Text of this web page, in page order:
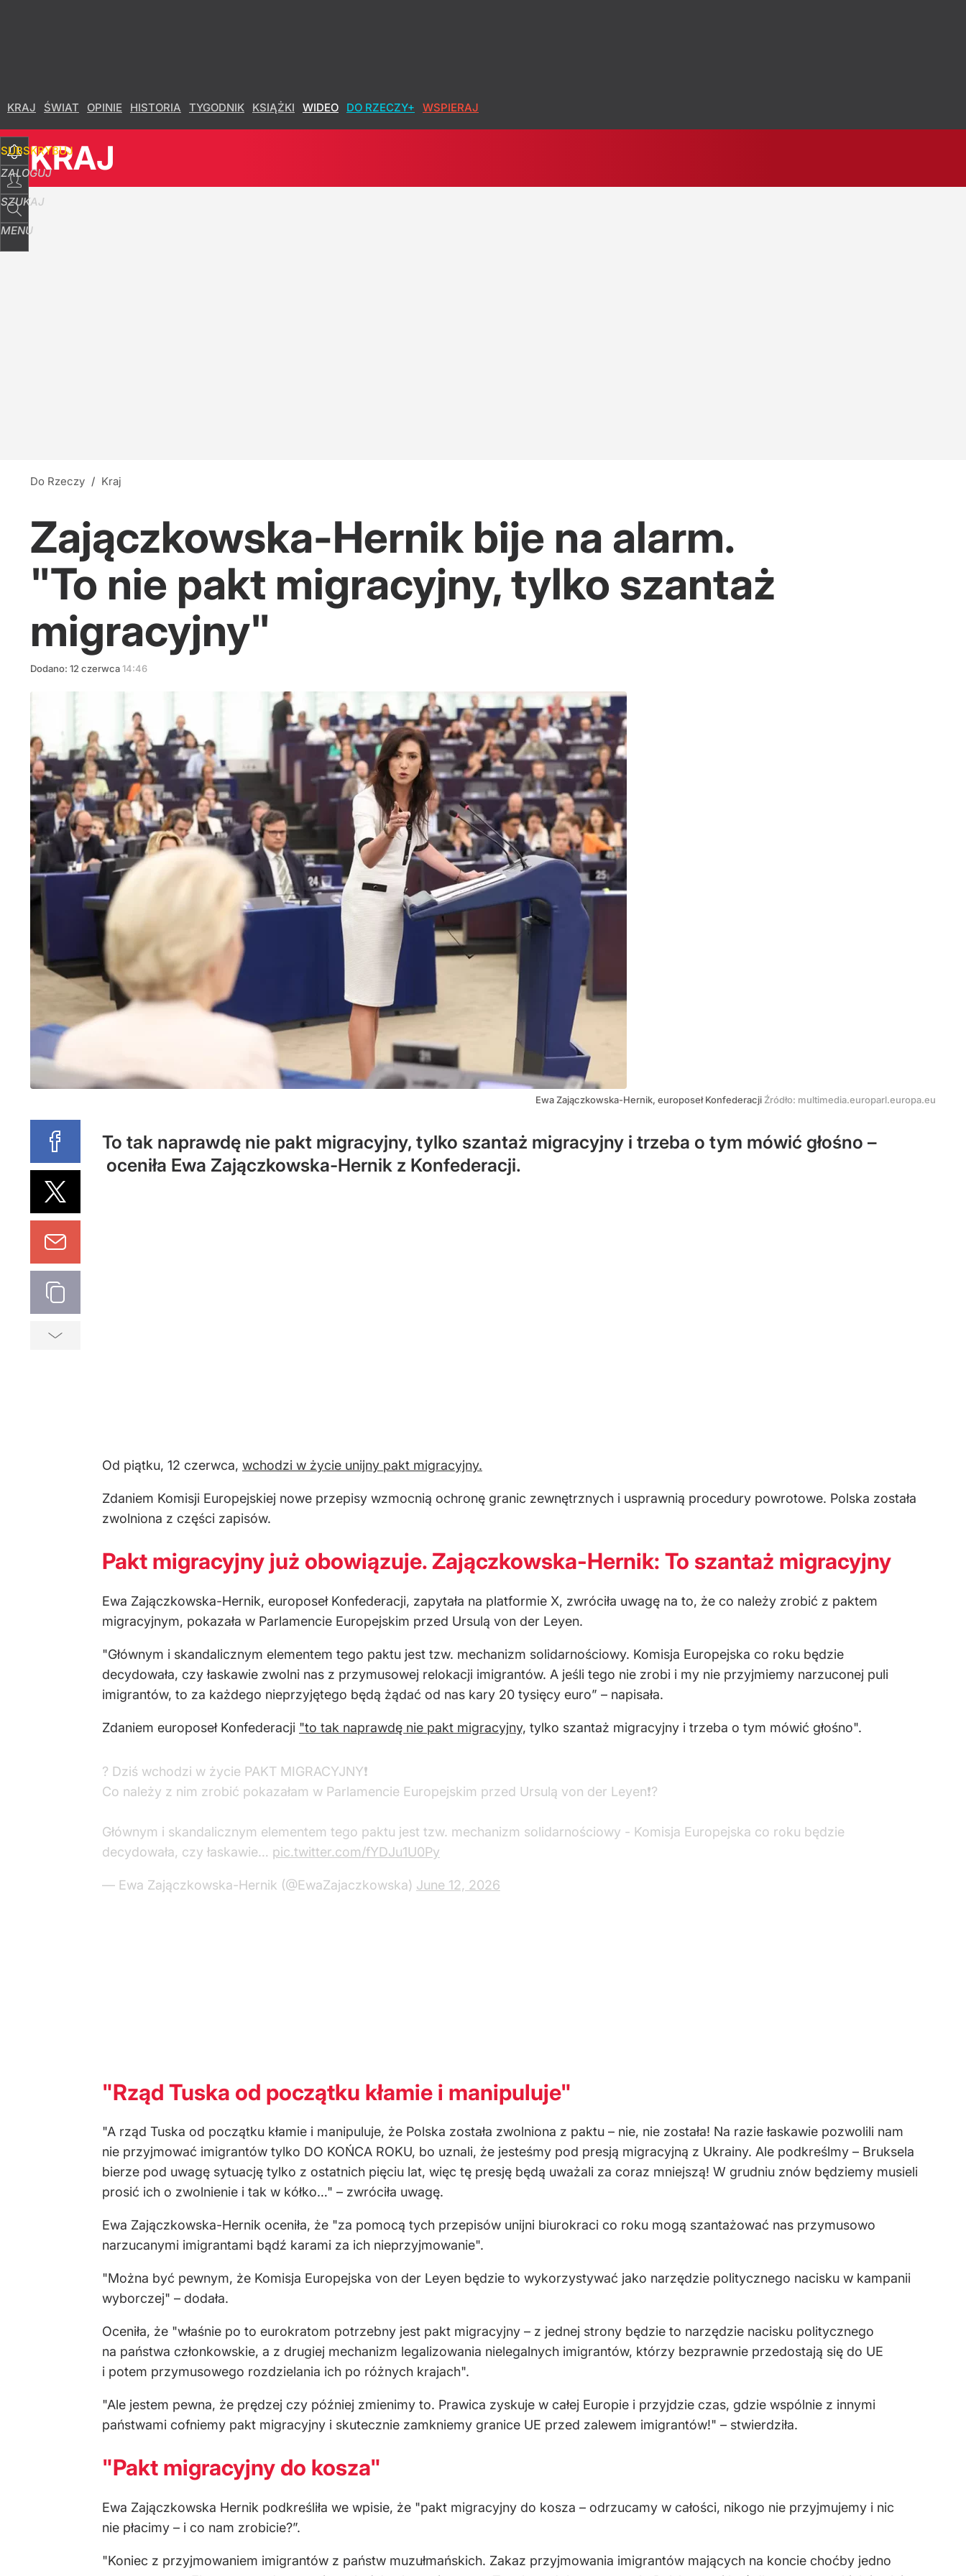
KRAJ ŚWIAT OPINIE HISTORIA TYGODNIK KSIĄŻKI WIDEO DO RZECZY+ WSPIERAJ
SUBSKRYBUJ
ZALOGUJ
SZUKAJ
MENU
KRAJ
Do Rzeczy / Kraj
Zajączkowska-Hernik bije na alarm.
"To nie pakt migracyjny, tylko szantaż
migracyjny"
Dodano: 12 czerwca14:46
Ewa Zajączkowska-Hernik, europoseł Konfederacji Źródło: multimedia.europarl.europa.eu
To tak naprawdę nie pakt migracyjny, tylko szantaż migracyjny i trzeba o tym mówić głośno –
oceniła Ewa Zajączkowska-Hernik z Konfederacji.
Od piątku, 12 czerwca, wchodzi w życie unijny pakt migracyjny.
Zdaniem Komisji Europejskiej nowe przepisy wzmocnią ochronę granic zewnętrznych i usprawnią procedury powrotowe. Polska została
zwolniona z części zapisów.
Pakt migracyjny już obowiązuje. Zajączkowska-Hernik: To szantaż migracyjny
Ewa Zajączkowska-Hernik, europoseł Konfederacji, zapytała na platformie X, zwróciła uwagę na to, że co należy zrobić z paktem
migracyjnym, pokazała w Parlamencie Europejskim przed Ursulą von der Leyen.
"Głównym i skandalicznym elementem tego paktu jest tzw. mechanizm solidarnościowy. Komisja Europejska co roku będzie
decydowała, czy łaskawie zwolni nas z przymusowej relokacji imigrantów. A jeśli tego nie zrobi i my nie przyjmiemy narzuconej puli
imigrantów, to za każdego nieprzyjętego będą żądać od nas kary 20 tysięcy euro” – napisała.
Zdaniem europoseł Konfederacji "to tak naprawdę nie pakt migracyjny, tylko szantaż migracyjny i trzeba o tym mówić głośno".
? Dziś wchodzi w życie PAKT MIGRACYJNY❗
Co należy z nim zrobić pokazałam w Parlamencie Europejskim przed Ursulą von der Leyen❗?️
Głównym i skandalicznym elementem tego paktu jest tzw. mechanizm solidarnościowy - Komisja Europejska co roku będzie
decydowała, czy łaskawie… pic.twitter.com/fYDJu1U0Py
— Ewa Zajączkowska-Hernik (@EwaZajaczkowska) June 12, 2026
"Rząd Tuska od początku kłamie i manipuluje"
"A rząd Tuska od początku kłamie i manipuluje, że Polska została zwolniona z paktu – nie, nie została! Na razie łaskawie pozwolili nam
nie przyjmować imigrantów tylko DO KOŃCA ROKU, bo uznali, że jesteśmy pod presją migracyjną z Ukrainy. Ale podkreślmy – Bruksela
bierze pod uwagę sytuację tylko z ostatnich pięciu lat, więc tę presję będą uważali za coraz mniejszą! W grudniu znów będziemy musieli
prosić ich o zwolnienie i tak w kółko…" – zwróciła uwagę.
Ewa Zajączkowska-Hernik oceniła, że "za pomocą tych przepisów unijni biurokraci co roku mogą szantażować nas przymusowo
narzucanymi imigrantami bądź karami za ich nieprzyjmowanie".
"Można być pewnym, że Komisja Europejska von der Leyen będzie to wykorzystywać jako narzędzie politycznego nacisku w kampanii
wyborczej" – dodała.
Oceniła, że "właśnie po to eurokratom potrzebny jest pakt migracyjny – z jednej strony będzie to narzędzie nacisku politycznego
na państwa członkowskie, a z drugiej mechanizm legalizowania nielegalnych imigrantów, którzy bezprawnie przedostają się do UE
i potem przymusowego rozdzielania ich po różnych krajach".
"Ale jestem pewna, że prędzej czy później zmienimy to. Prawica zyskuje w całej Europie i przyjdzie czas, gdzie wspólnie z innymi
państwami cofniemy pakt migracyjny i skutecznie zamkniemy granice UE przed zalewem imigrantów!" – stwierdziła.
"Pakt migracyjny do kosza"
Ewa Zajączkowska Hernik podkreśliła we wpisie, że "pakt migracyjny do kosza – odrzucamy w całości, nikogo nie przyjmujemy i nic
nie płacimy – i co nam zrobicie?”.
"Koniec z przyjmowaniem imigrantów z państw muzułmańskich. Zakaz przyjmowania imigrantów mających na koncie choćby jedno